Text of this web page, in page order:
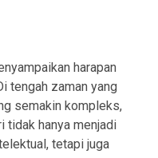
harapan
tengah zaman yang
semakin kompleks,
tidak hanya menjadi
tetapi juga